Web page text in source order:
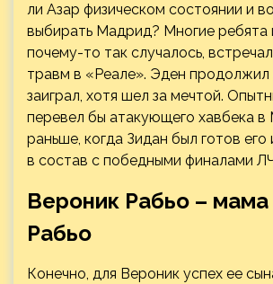
ли Азар физическом состоянии и
выбирать Мадрид? Многие ребята
почему-то так случалось,
травм в «Реале». Эден продолжил
заиграл, хотя шел за мечтой.
перевел бы атакующего хавбека
раньше, когда Зидан был готов его
в состав с победными финалами
Вероник Рабьо –
Рабьо
Конечно, для Вероник успех ее